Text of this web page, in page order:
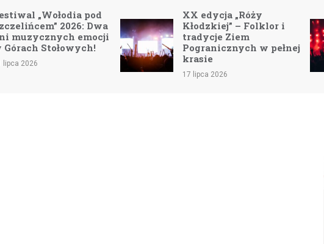
„Wołodia pod
2026: Dwa
muzycznych emocji
Górach Stołowych!
lipca 2026
XX edycja „Róży
Kłodzkiej” – Folklor i
tradycje Ziem
Pogranicznych w pełnej
krasie
17 lipca 2026